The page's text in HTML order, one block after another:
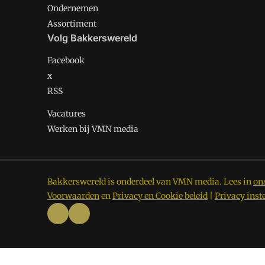
Ondernemen
Assortiment
Volg Bakkerswereld
Facebook
x
RSS
Vacatures
Werken bij VMN media
Bakkerswereld is onderdeel van VMN media. Lees in
VoorwaardenenPrivacy en Cookie beleid Privacy